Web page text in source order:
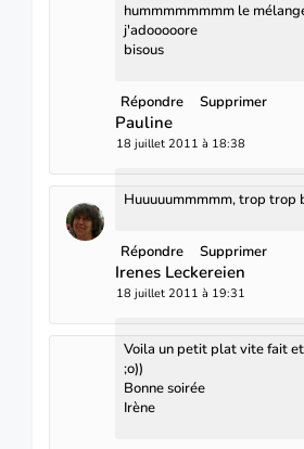
hummmmmmmm le
j'adooooore
bisous
Répondre Supprimer
Pauline
18 juillet 2011 à 18:38
Huuuuummmmm, trop trop
Répondre Supprimer
Irenes Leckereien
18 juillet 2011 à 19:31
Voila un petit plat vite fait
;o))
Bonne soirée
Irène